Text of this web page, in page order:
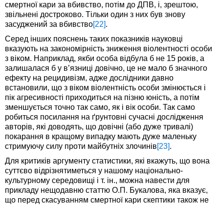
смертної кари за вбивство, потім до ДПВ, і, зрештою,
звільнені достроково. Тільки один з них був знову
засуджений за вбивство [22] .
Серед інших пояснень таких показників науковці
вказують на закономірність зниження віолентності особи
з віком. Наприклад, якби особа відбула б не 15 років, а
залишалася б у в’язниці довічно, це не мало б значного
ефекту на рецидивізм, адже дослідники давно
встановили, що з віком віолентність особи змінюється і
пік агресивності приходиться на пізню юність, а потім
зменшується точно так само, як і вік особи. Так само
робиться посилання на ґрунтовні сучасні дослідження
авторів, які доводять, що довічні (або дуже тривалі)
покарання в кращому випадку мають дуже маленьку
стримуючу силу проти майбутніх злочинів [23] .
Для критиків аргументу статистики, які вкажуть, що вона
суттєво відрізнятиметься у нашому національно-
культурному середовищі і т. ін., можна навести для
прикладу нещодавню статтю О.П. Букалова, яка вказує,
що перед скасуванням смертної кари скептики також не